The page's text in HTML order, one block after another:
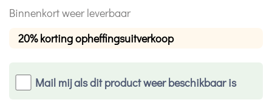
Binnenkort weer leverbaar
20% korting opheffingsuitverkoop
Mail mij als dit product weer beschikbaar is